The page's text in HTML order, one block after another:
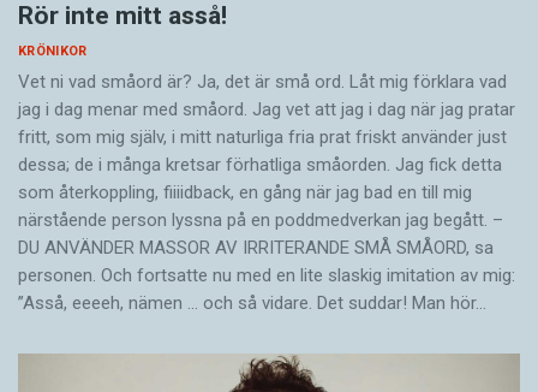
Rör inte mitt asså!
KRÖNIKOR
Vet ni vad småord är? Ja, det är små ord. Låt mig förklara vad
jag i dag menar med småord. Jag vet att jag i dag när jag pratar
fritt, som mig själv, i mitt naturliga fria prat friskt använder just
dessa; de i många kretsar förhatliga småorden. Jag fick detta
som återkoppling, fiiiidback, en gång när jag bad en till mig
närstående person lyssna på en poddmedverkan jag begått. –
DU ANVÄNDER MASSOR AV IRRITERANDE SMÅ SMÅORD, sa
personen. Och fortsatte nu med en lite slaskig imitation av mig:
”Asså, eeeeh, nämen … och så vidare. Det suddar! Man hör…